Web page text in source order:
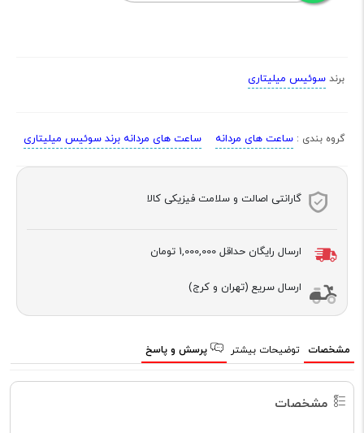
برند سوئیس میلیتاری
گروه بندی : ساعت های مردانه ساعت های مردانه برند سوئیس میلیتاری
گارانتی اصالت و سلامت فیزیکی کالا
ارسال رایگان حداقل 1,000,000 تومان
ارسال سریع (تهران و کرج)
مشخصات توضیحات بیشتر پرسش و پاسخ
مشخصات